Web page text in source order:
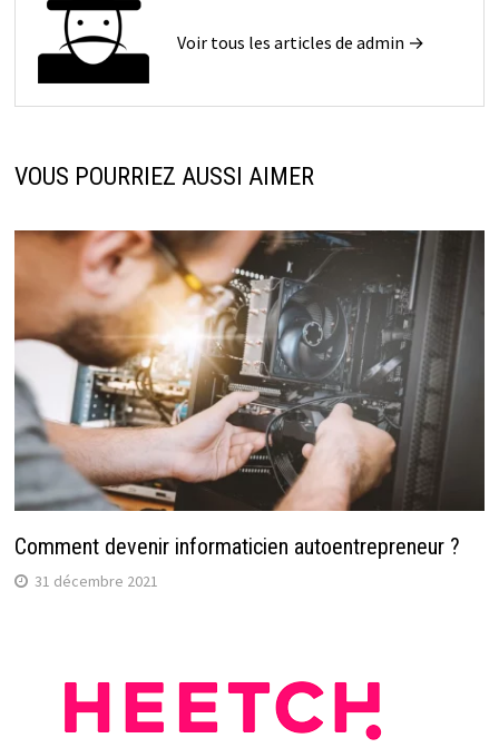
Voir tous les articles de admin →
VOUS POURRIEZ AUSSI AIMER
Comment devenir informaticien autoentrepreneur ?
31 décembre 2021